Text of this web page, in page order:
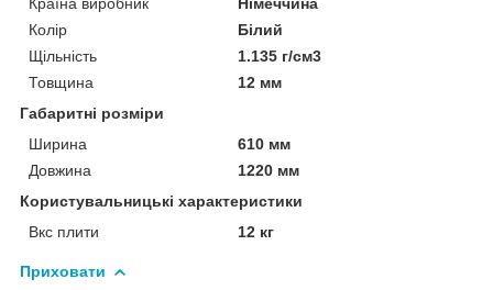
Колір
Білий
Щільність
1.135 г/см3
Товщина
12 мм
Габаритні розміри
Ширина
610 мм
Довжина
1220 мм
Користувальницькі характеристики
Вкс плити
12 кг
Приховати